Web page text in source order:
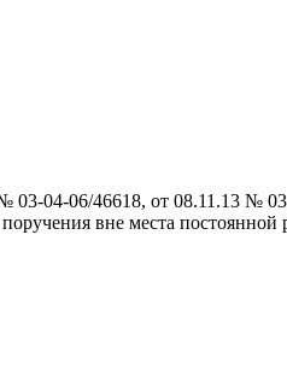
03-04-06/46618, от 08.11.13 №
вне места